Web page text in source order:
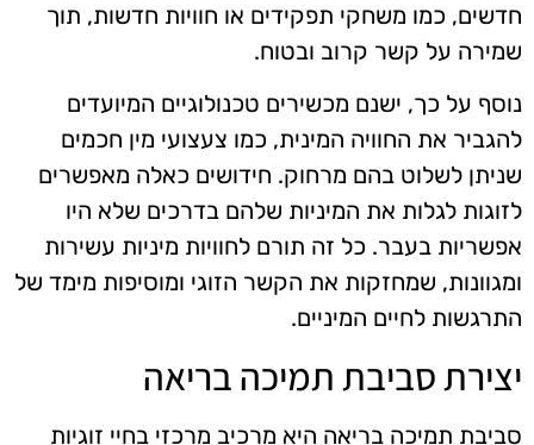
חדשים, כמו משחקי תפקידים או חוויות חדשות, תוך
שמירה על קשר קרוב ובטוח.
נוסף על כך, ישנם מכשירים טכנולוגיים המיועדים
להגביר את החוויה המינית, כמו צעצועי מין חכמים
שניתן לשלוט בהם מרחוק. חידושים כאלה מאפשרים
לזוגות לגלות את המיניות שלהם בדרכים שלא היו
אפשריות בעבר. כל זה תורם לחוויות מיניות עשירות
ומגוונות, שמחזקות את הקשר הזוגי ומוסיפות מימד של
התרגשות לחיים המיניים.
יצירת סביבת תמיכה בריאה
סביבת תמיכה בריאה היא מרכיב מרכזי בחיי זוגיות